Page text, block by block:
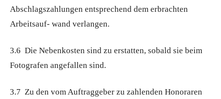
Abschlagszahlungen entsprechend dem erbrachten
Arbeitsauf- wand verlangen.
3.6 Die Nebenkosten sind zu erstatten, sobald sie beim
Fotografen angefallen sind.
3.7 Zu den vom Auftraggeber zu zahlenden Honoraren